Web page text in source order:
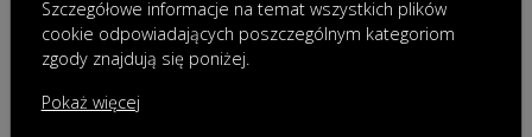
Szczegółowe informacje na temat wszystkich plików
cookie odpowiadających poszczególnym kategoriom
zgody znajdują się poniżej.
Pokaż więcej